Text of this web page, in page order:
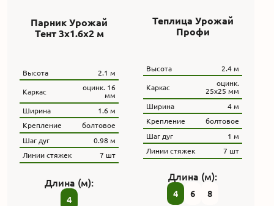
Парник Урожай
Тент 3x1.6x2 м
Высота 2.1 м
Каркас
оцинк. 16
мм
Ширина
1.6 м
Крепление
болтовое
Шаг дуг
0.98 м
Линии стяжек
7 шт
Длина (м):
4
Теплица Урожай
Профи
Высота 2.4 м
Каркас
оцинк.
25х25 мм
Ширина
4 м
Крепление
болтовое
Шаг дуг
1 м
Линии стяжек
7 шт
Длина (м):
4 6 8